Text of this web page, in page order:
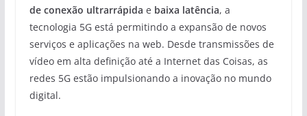
de conexão ultrarrápida e baixa latência, a
tecnologia 5G está permitindo a expansão de novos
serviços e aplicações na web. Desde transmissões de
vídeo em alta definição até a Internet das Coisas, as
redes 5G estão impulsionando a inovação no mundo
digital.